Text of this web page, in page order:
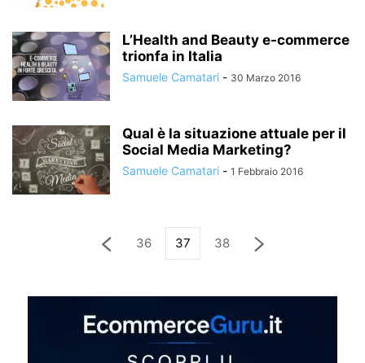
L’Health and Beauty e-commerce
trionfa in Italia
Samuele Camatari - 30 Marzo 2016
Qual è la situazione attuale per il
Social Media Marketing?
Samuele Camatari - 1 Febbraio 2016
36 37 38